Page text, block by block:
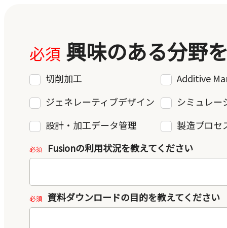
興味のある分野
切削加工
Additive
ジェネレーティブデザイン
シミュレー
設計・加工データ管理
製造プロセ
Fusionの利用状況を教えてください
資料ダウンロードの目的を教えてください